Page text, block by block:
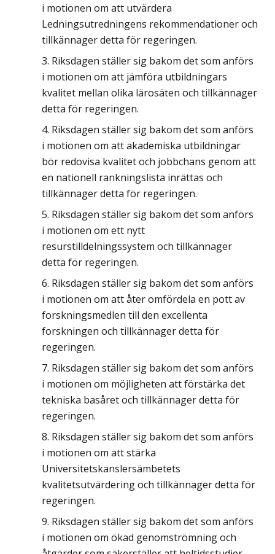
i motionen om att utvärdera
Ledningsutredningens rekommendationer och
tillkännager detta för regeringen.
Riksdagen ställer sig bakom det som anförs
i motionen om att jämföra utbildningars
kvalitet mellan olika lärosäten och tillkännager
detta för regeringen.
Riksdagen ställer sig bakom det som anförs
i motionen om att akademiska utbildningar
bör redovisa kvalitet och jobbchans genom att
en nationell rankningslista inrättas och
tillkännager detta för regeringen.
Riksdagen ställer sig bakom det som anförs
i motionen om ett nytt
resurstilldelningssystem och tillkännager
detta för regeringen.
Riksdagen ställer sig bakom det som anförs
i motionen om att åter omfördela en pott av
forskningsmedlen till den excellenta
forskningen och tillkännager detta för
regeringen.
Riksdagen ställer sig bakom det som anförs
i motionen om möjligheten att förstärka det
tekniska basåret och tillkännager detta för
regeringen.
Riksdagen ställer sig bakom det som anförs
i motionen om att stärka
Universitetskanslersämbetets
kvalitetsutvärdering och tillkännager detta för
regeringen.
Riksdagen ställer sig bakom det som anförs
i motionen om ökad genomströmning och